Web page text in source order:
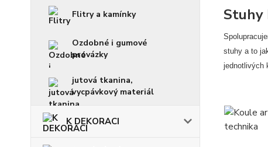
Flitry a kamínky
Ozdobné i gumové
provázky
jutová tkanina,
vycpávkový materiál
K DEKORACI
Stuhy
stuhy a to
jednotlivých